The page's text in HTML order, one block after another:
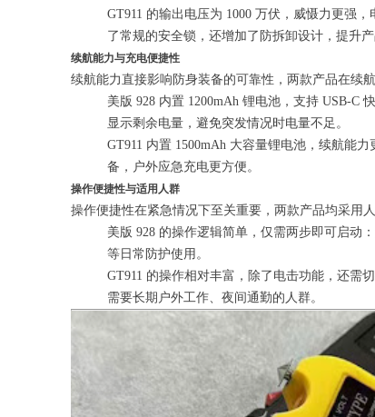
GT911 的输出电压为 1000 万伏，威慑力更强
了常规的安全锁，还增加了防拆卸设计，提升产
续航能力与充电便捷性
续航能力直接影响防身装备的可靠性，两款产品在续
美版 928 内置 1200mAh 锂电池，支持 USB-C
显示剩余电量，避免突发情况时电量不足。
GT911 内置 1500mAh 大容量锂电池，续航能
备，户外应急充电更方便。
操作便捷性与适用人群
操作便捷性在紧急情况下至关重要，两款产品均采用
美版 928 的操作逻辑简单，仅需两步即可启动
等日常防护使用。
GT911 的操作相对丰富，除了电击功能，还需
需要长期户外工作、夜间通勤的人群。